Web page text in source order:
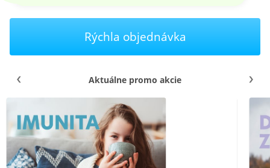
Rýchla objednávka
Aktuálne promo akcie